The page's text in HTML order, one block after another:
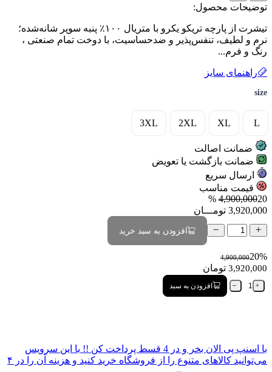
توضیحات محصول:
تیشرت از پارچه تریکو یکرو با متریال ۱۰۰٪ پنبه سوپر شانه‌شده؛
نرم و لطیف، تنفس‌پذیر و ضدحساسیت، با دوخت تمام صنعتی ،
رنگ و فرم...
راهنمای سایز
size
L
XL
2XL
3XL
ضمانت اصالت
ضمانت بازگشت یا تعویض
ارسال سریع
قیمت مناسب
4,900,00020 %
3,920,000 تومـــان
افزودن به سبد خرید
4,900,00020%
3,920,000 تومان
افزودن به سبد
با اسنپ پی الان بخر و در 4 قسط پرداخت کن !!
با این سرویس
می‌توانید کالاهای متنوع را از فروشگاه خرید کنید و هزینه آن را در ۴